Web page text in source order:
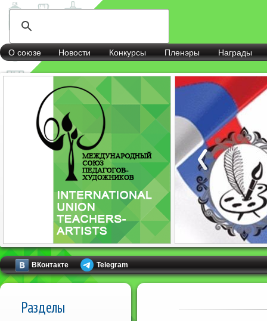
О союзе Новости Конкурсы Пленэры Награды
ВКонтакте Telegram
Разделы